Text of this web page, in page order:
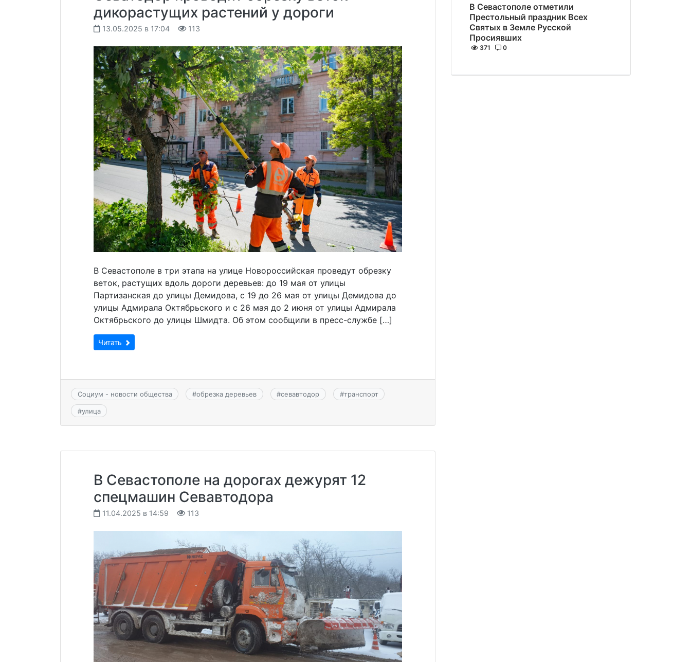
дикорастущих растений у дороги
13.05.2025 в 17:04 113
В Севастополе в три этапа на улице Новороссийская проведут обрезку
веток, растущих вдоль дороги деревьев: до 19 мая от улицы
Партизанская до улицы Демидова, с 19 до 26 мая от улицы Демидова до
улицы Адмирала Октябрьского и с 26 мая до 2 июня от улицы Адмирала
Октябрьского до улицы Шмидта. Об этом сообщили в пресс-службе […]
Читать
Социум - новости общества #обрезка деревьев #севавтодор #транспорт
#улица
В Севастополе на дорогах дежурят 12
спецмашин Севавтодора
11.04.2025 в 14:59 113
В Севастополе отметили
Престольный праздник Всех
Святых в Земле Русской
Просиявших
371 0